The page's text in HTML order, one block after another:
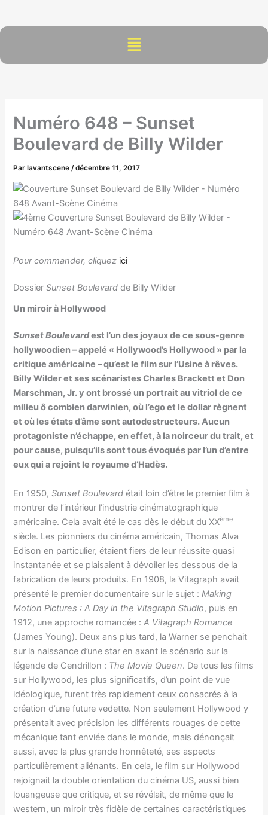
contenu
Menu
Numéro 648 – Sunset
Boulevard de Billy Wilder
Parlavantscene /décembre 11, 2017
Pour commander, cliquez ici
DossierSunset Boulevardde Billy Wilder
Un miroir à Hollywood
Sunset Boulevardest l’un des joyaux de ce sous-genre
hollywoodien – appelé « Hollywood’s Hollywood » par la
critique américaine – qu’est le film sur l’Usine à rêves.
Billy Wilder et ses scénaristes Charles Brackett et Don
Marschman, Jr. y ont brossé un portrait au vitriol de ce
milieu ô combien darwinien, où l’ego et le dollar règnent
et où les états d’âme sont autodestructeurs. Aucun
protagoniste n’échappe, en effet, à la noirceur du trait, et
pour cause, puisqu’ils sont tous évoqués par l’un d’entre
eux qui a rejoint le royaume d’Hadès.
En 1950,Sunset Boulevard était loin d’être le premier film à
montrer de l’intérieur l’industrie cinématographique
américaine. Cela avait été le cas dès le début du XXème
siècle. Les pionniers du cinéma américain, Thomas Alva
Edison en particulier, étaient fiers de leur réussite quasi
instantanée et se plaisaient à dévoiler les dessous de la
fabrication de leurs produits. En 1908, la Vitagraph avait
présenté le premier documentaire sur le sujet :Making
Motion Pictures : A Day in the Vitagraph Studio, puis en
1912, une approche romancée :A Vitagraph Romance
(James Young). Deux ans plus tard, la Warner se penchait
sur la naissance d’une star en axant le scénario sur la
légende de Cendrillon : The Movie Queen. De tous les films
sur Hollywood, les plus significatifs, d’un point de vue
idéologique, furent très rapidement ceux consacrés à la
création d’une future vedette. Non seulement Hollywood y
présentait avec précision les différents rouages de cette
mécanique tant enviée dans le monde, mais dénonçait
aussi, avec la plus grande honnêteté, ses aspects
particulièrement aliénants. En cela, le film sur Hollywood
rejoignait la double orientation du cinéma US, aussi bien
louangeuse que critique, et se révélait, de même que le
western, un miroir très fidèle de certaines caractéristiques